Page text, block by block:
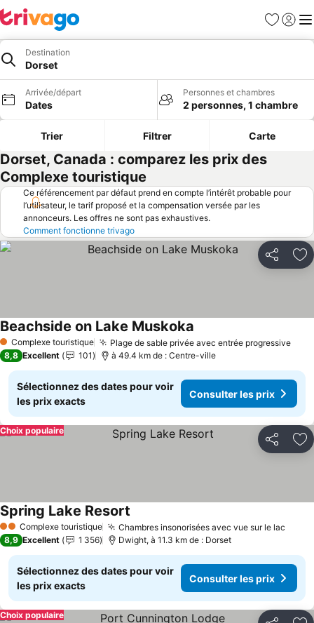
Favoris
Se
Destination
Dorset
Arrivée/départ
Dates
Personnes et chambres
2 personnes, 1 chambre
Trier Filtrer Carte
Dorset, Canada : comparez les prix des
Complexe touristique
Ce référencement par défaut prend en compte l’intérêt probable pour
l’utilisateur, le tarif proposé et la compensation versée par les
annonceurs. Les offres ne sont pas exhaustives.
Comment fonctionne trivago
Partager
1 Étoiles
Complexe touristique Plage de sable privée avec entrée progressive
Beachside on Lake Muskoka
8,8 Excellent 101 à 49.4 km de : Centre-ville
Sélectionnez des dates pour voir
les prix exacts
Consulter les prix
Partager
Choix populaire
2 ÉtoilesComplexe touristique Chambres insonorisées avec vue sur le lac
Spring Lake Resort
8,9 Excellent 1 356 Dwight, à 11.3 km de : Dorset
Sélectionnez des dates pour voir
les prix exacts
Consulter les prix
Choix populaire